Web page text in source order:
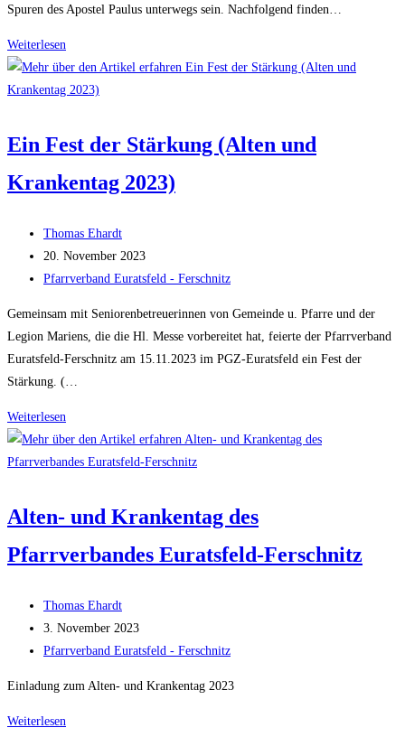
Spuren des Apostel Paulus unterwegs sein. Nachfolgend finden…
Weiterlesen
des
Pfarrverbandes
Ferschnitz
nach
Griechenland
Ein Fest der Stärkung (Alten und
Krankentag 2023)
Beitrags-
Autor:
Thomas Ehardt
Beitrag
veröffentlicht:
20. November 2023
Beitrags-
Pfarrverband Euratsfeld - Ferschnitz
Gemeinsam mit Seniorenbetreuerinnen von Gemeinde u. Pfarre und der
Legion Mariens, die die Hl. Messe vorbereitet hat, feierte der Pfarrverband
Euratsfeld-Ferschnitz am 15.11.2023 im PGZ-Euratsfeld ein Fest der
Stärkung. (…
Weiterlesen
Fest
der
und
Krankentag
Alten- und Krankentag des
Pfarrverbandes Euratsfeld-Ferschnitz
Beitrags-
Autor:
Thomas Ehardt
Beitrag
veröffentlicht:
3. November 2023
Beitrags-
Pfarrverband Euratsfeld - Ferschnitz
Einladung zum Alten- und Krankentag 2023
Weiterlesen